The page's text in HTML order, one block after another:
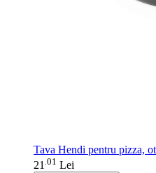
Tava Hendi pentru pizza,
21 01 Lei